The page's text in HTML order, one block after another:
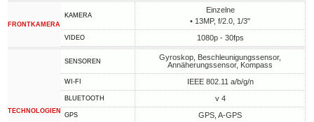
FRONTKAMERA
KAMERA
Einzelne
• 13MP, f/2.0, 1/3"
VIDEO 1080p - 30fps
TECHNOLOGIEN
SENSOREN
Gyroskop, Beschleunigungssensor,
Annäherungssensor, Kompass
WI-FI IEEE 802.11 a/b/g/n
BLUETOOTH v 4
GPS GPS, A-GPS